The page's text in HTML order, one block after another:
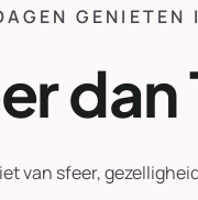
GENIETEN
van sfeer,